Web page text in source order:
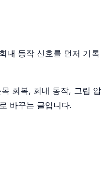
내 동작 신호를 먼저 기록
회복, 회내 동작, 그립 압
바꾸는 글입니다.